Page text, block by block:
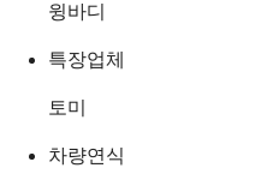
윙바디
특장업체
토미
차량연식